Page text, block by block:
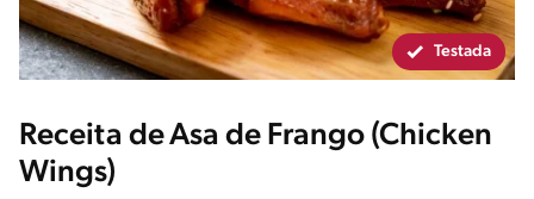
Testada
Receita de Asa de Frango (Chicken
Wings)